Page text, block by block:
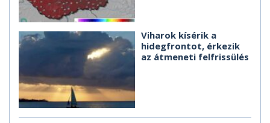
Viharok kísérik a
hidegfrontot, érkezik
az átmeneti felfrissülés